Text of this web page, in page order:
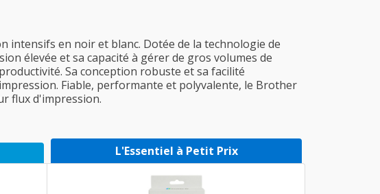
intensifs en noir et blanc. Dotée de la technologie de
élevée et sa capacité à gérer de gros volumes de
Sa conception robuste et sa facilité
Fiable, performante et polyvalente, le Brother
flux d'impression.
L'Essentiel à Petit Prix